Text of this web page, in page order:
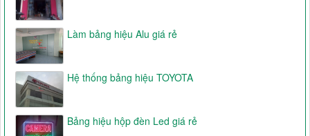
Làm bảng hiệu Alu giá rẻ
Hệ thống bảng hiệu TOYOTA
Bảng hiệu hộp đèn Led giá rẻ